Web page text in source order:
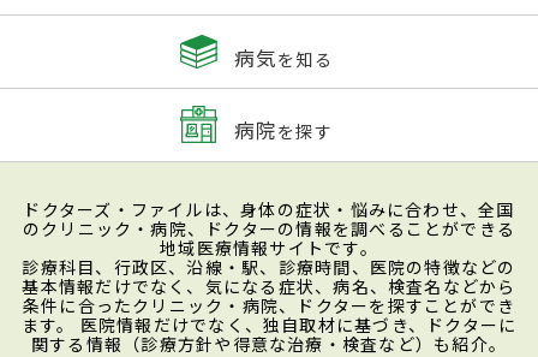
病気を知る
病院を探す
ドクターズ・ファイルは、身体の症状・悩みに合わせ、全国
のクリニック・病院、ドクターの情報を調べることができる
地域医療情報サイトです。
診療科目、行政区、沿線・駅、診療時間、医院の特徴などの
基本情報だけでなく、気になる症状、病名、検査名などから
条件に合ったクリニック・病院、ドクターを探すことができ
ます。 医院情報だけでなく、独自取材に基づき、ドクターに
関する情報（診療方針や得意な治療・検査など）も紹介。